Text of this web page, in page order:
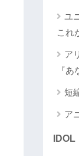
ユ
これ
ア
『
短
ア
IDOL